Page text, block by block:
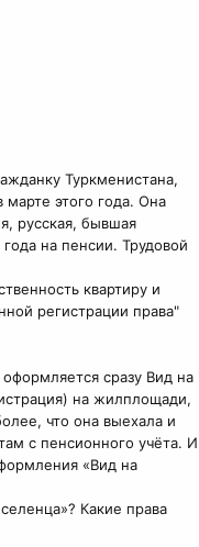
Туркменистана,
марте этого года. Она
русская, бывшая
на пенсии. Трудовой
квартиру и
регистрации права"
сразу Вид на
на жилплощади,
что она выехала и
с пенсионного учёта. И
«Вид на
Какие права